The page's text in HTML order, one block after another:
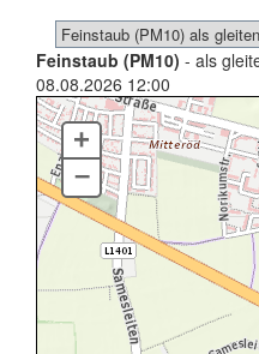
Feinstaub (PM10) - als
08.08.2026 12:00
+
–